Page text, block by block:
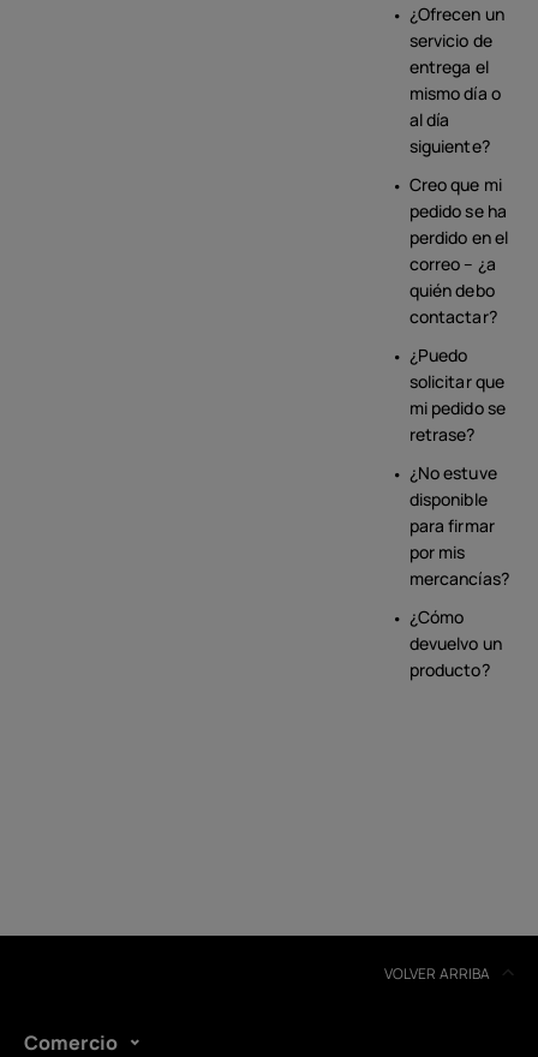
¿Ofrecen un
servicio de
entrega el
mismo día o
al día
siguiente?
Creo que mi
pedido se ha
perdido en el
correo – ¿a
quién debo
contactar?
¿Puedo
solicitar que
mi pedido se
retrase?
¿No estuve
disponible
para firmar
por mis
mercancías?
¿Cómo
devuelvo un
producto?
VOLVER ARRIBA
Comercio